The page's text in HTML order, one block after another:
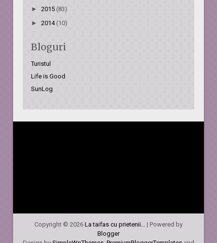
►2015(83)
►2014 (10)
Bloguri
Turistul
Life is Good
SunLog
Copyright © 2026 La taifas cu prietenii...
| Powered by
Blogger